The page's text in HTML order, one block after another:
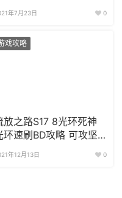
年7月23日 0
戏攻略
放之路S17 8光环死神
环速刷BD攻略 可攻坚
年12月13日 0